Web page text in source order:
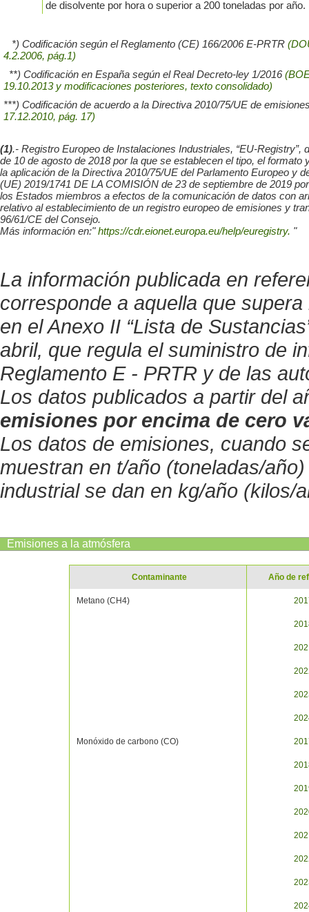
de disolvente por hora o superior a 200 toneladas por año.
*) Codificación según el Reglamento (CE) 166/2006 E-PRTR
4.2.2006, pág.1)
**) Codificación en España según el Real Decreto-ley 1/2016
19.10.2013 y modificaciones posteriores, texto consolidado)
***) Codificación de acuerdo a la Directiva 2010/75/UE de
17.12.2010, pág. 17)
(1).- Registro Europeo de Instalaciones Industriales, “EU-
de 10 de agosto de 2018 por la que se establecen el tipo, el
la aplicación de la Directiva 2010/75/UE del Parlamento Europeo
(UE) 2019/1741 DE LA COMISIÓN de 23 de septiembre de 2019
los Estados miembros a efectos de la comunicación de datos con
relativo al establecimiento de un registro europeo de emisiones y
96/61/CE del Consejo.
Más información en:"https://cdr.eionet.europa.eu/help/euregistry. "
La información publicada en
corresponde a aquella que
en el Anexo II “Lista de
abril, que regula el suministro de
Reglamento E - PRTR y de las
Los datos publicados a partir del
emisiones por encima de cero
Los datos de emisiones, cuando
muestran en t/año (toneladas/
industrial se dan en kg/año (kilos/
Emisiones a la atmósfera
Contaminante Año de
Metano (CH4)
Monóxido de carbono (CO)